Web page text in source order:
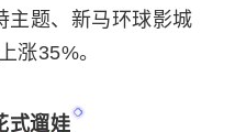
主题、新马环球影城
涨35%。
式遛娃